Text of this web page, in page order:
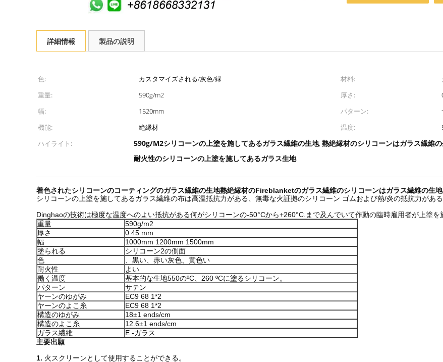
詳細情報 製品の説明
色: カスタマイズされる/灰色/緑 材料:
重量:
590g/m2 厚さ:
幅:
1520mm パターン:
機能:
絶縁材 温度:
ハイライト:
590g/M2シリコーンの上塗を施してあるガラス繊維の生地,熱絶縁材のシリコーンはガラス繊維
耐火性のシリコーンの上塗を施してあるガラス生地
着色されたシリコーンのコーティングのガラス繊維の生地熱絶縁材のFireblanketのガラス繊維のシリコーンはガラス繊維の生
シリコーンの上塗を施してあるガラス繊維の布は高温抵抗力がある、無毒な火証拠のシリコーン ゴムおよび熱/炎の抵抗力があ
Dinghaoの技術は極度な温度へのよい抵抗がある何がシリコーンの-50°Cから+260°C.まで及んでいて作動の臨時雇用者が上塗を
重量
590g/m2
厚さ
0.45 mm
幅
1000mm 1200mm 1500mm
塗られる
シリコーン2の側面
色
、黒い、赤い灰色、黄色い
耐火性
よい
働く温度
基本的な生地550のºC、260 ºCに塗るシリコーン。
パターン
サテン
ヤーンのゆがみ
EC9 68 1*2
ヤーンのよこ糸
EC9 68 1*2
構造のゆがみ
18±1 ends/cm
構造のよこ糸
12.6±1 ends/cm
ガラス繊維
E -ガラス
主要出願
1. 火スクリーンとして使用することができる。